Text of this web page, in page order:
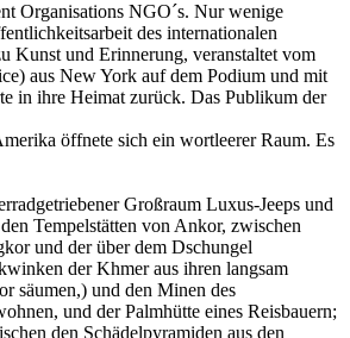
Organisations NGO´s. Nur wenige
des internationalen
Kunst und Erinnerung, veranstaltet vom
aus New York auf dem Podium und mit
in ihre Heimat zurück. Das Publikum der
öffnete sich ein wortleerer Raum. Es
Großraum Luxus-Jeeps und
Tempelstätten von Ankor, zwischen
und der über dem Dschungel
der Khmer aus ihren langsam
säumen,) und den Minen des
und der Palmhütte eines Reisbauern;
den Schädelpyramiden aus den